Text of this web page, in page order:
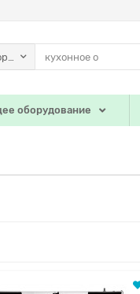
оборудование